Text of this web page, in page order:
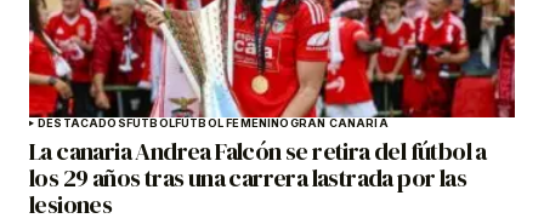
DESTACADOS FÚTBOLFÚTBOL FEMENINOGRAN CANARIA
La canaria Andrea Falcón se retira del fútbol a
los 29 años tras una carrera lastrada por las
lesiones